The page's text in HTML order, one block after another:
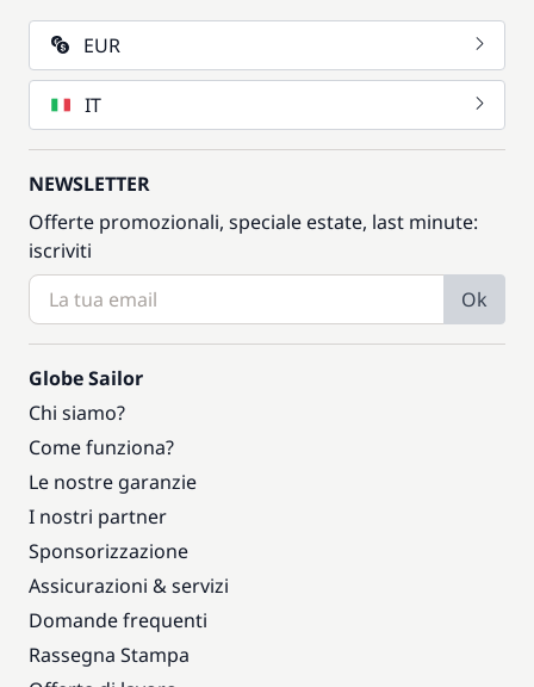
EUR
IT
NEWSLETTER
Offerte promozionali, speciale estate, last minute:
iscriviti
Ok
Globe Sailor
Chi siamo?
Come funziona?
Le nostre garanzie
I nostri partner
Sponsorizzazione
Assicurazioni & servizi
Domande frequenti
Rassegna Stampa